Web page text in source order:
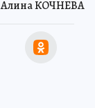
Алина КОЧНЕВА